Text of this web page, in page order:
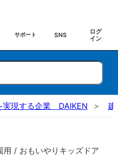
サポート SNS
ログ
イン
実現する企業 DAIKEN 建
用 / おもいやりキッズドア